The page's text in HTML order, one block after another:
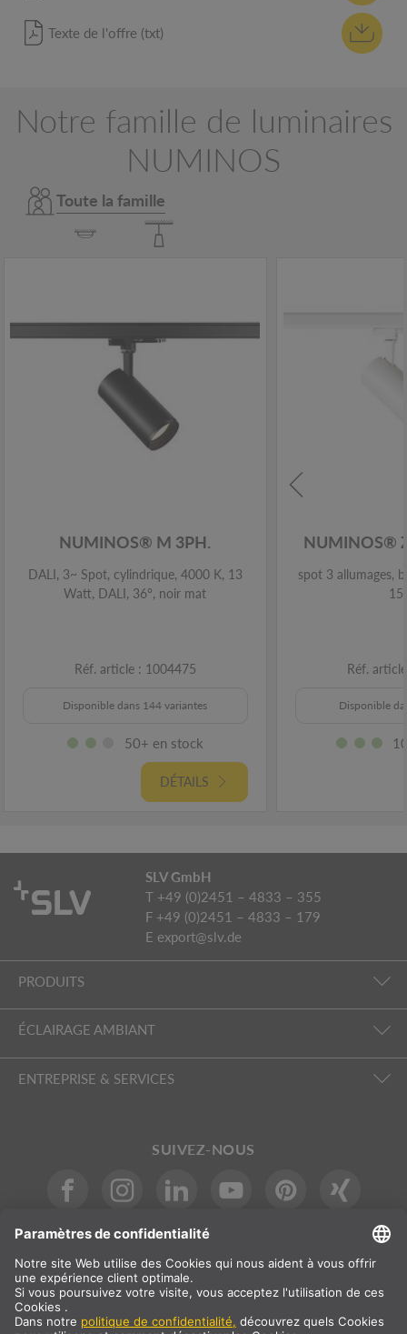
Texte de l'offre (txt)
Notre famille de luminaires
NUMINOS
Toute la famille
NUMINOS® M 3PH.
DALI, 3~ Spot, cylindrique, 4000 K, 13
Watt, DALI, 36°, noir mat
Réf. article : 1004475
Disponible dans 144 variantes
50+ en stock
DÉTAILS
NUMINOS®
spot 3 allumages,
Réf.
Disponible
SLV GmbH
T +49 (0)2451 – 4833 – 355
F +49 (0)2451 – 4833 – 179
E export@slv.de
PRODUITS
ÉCLAIRAGE AMBIANT
ENTREPRISE & SERVICES
SUIVEZ-NOUS
INTERNATIONAL
DE | EN | ES | FR
Sélection du pays